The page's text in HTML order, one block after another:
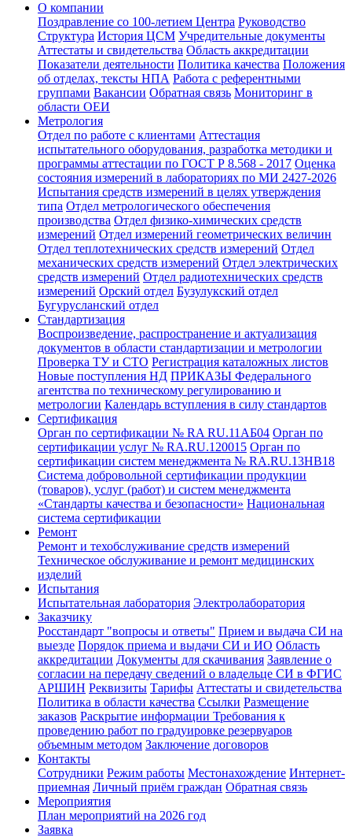
О компании
Поздравление со 100-летием Центра Руководство
Структура История ЦСМ Учредительные документы
Аттестаты и свидетельства Область аккредитации
Показатели деятельности Политика качества Положения
об отделах, тексты НПА Работа с референтными
группами Вакансии Обратная связь Мониторинг в
области ОЕИ
Метрология
Отдел по работе с клиентами Аттестация
испытательного оборудования, разработка методики и
программы аттестации по ГОСТ Р 8.568 - 2017 Оценка
состояния измерений в лабораториях по МИ 2427-2026
Испытания средств измерений в целях утверждения
типа Отдел метрологического обеспечения
производства Отдел физико-химических средств
измерений Отдел измерений геометрических величин
Отдел теплотехнических средств измерений Отдел
механических средств измерений Отдел электрических
средств измерений Отдел радиотехнических средств
измерений Орский отдел Бузулукский отдел
Бугурусланский отдел
Стандартизация
Воспроизведение, распространение и актуализация
документов в области стандартизации и метрологии
Проверка ТУ и СТО Регистрация каталожных листов
Новые поступления НД ПРИКАЗЫ Федерального
агентства по техническому регулированию и
метрологии Календарь вступления в силу стандартов
Сертификация
Орган по сертификации № RA RU.11АБ04 Орган по
сертификации услуг № RA.RU.120015 Орган по
сертификации систем менеджмента № RA.RU.13HB18
Система добровольной сертификации продукции
(товаров), услуг (работ) и систем менеджмента
«Стандарты качества и безопасности» Национальная
система сертификации
Ремонт
Ремонт и техобслуживание средств измерений
Техническое обслуживание и ремонт медицинских
изделий
Испытания
Испытательная лаборатория Электролаборатория
Заказчику
Росстандарт "вопросы и ответы" Прием и выдача СИ на
выезде Порядок приема и выдачи СИ и ИО Область
аккредитации Документы для скачивания Заявление о
согласии на передачу сведений о владельце СИ в ФГИС
АРШИН Реквизиты Тарифы Аттестаты и свидетельства
Политика в области качества Ссылки Размещение
заказов Раскрытие информации Требования к
проведению работ по градуировке резервуаров
объемным методом Заключение договоров
Контакты
Сотрудники Режим работы Местонахождение Интернет-
приемная Личный приём граждан Обратная связь
Мероприятия
План мероприятий на 2026 год
Заявка